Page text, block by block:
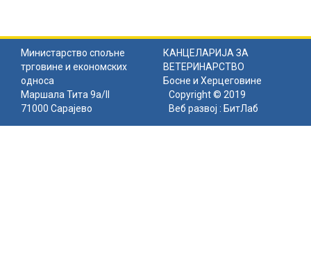
Министарство спољне
трговине и економских
односа
КАНЦЕЛАРИЈА ЗА
ВЕТЕРИНАРСТВО
Босне и Херцеговине
Маршала Тита 9а/II
71000 Сарајево
Copyright © 2019
Веб развој : БитЛаб